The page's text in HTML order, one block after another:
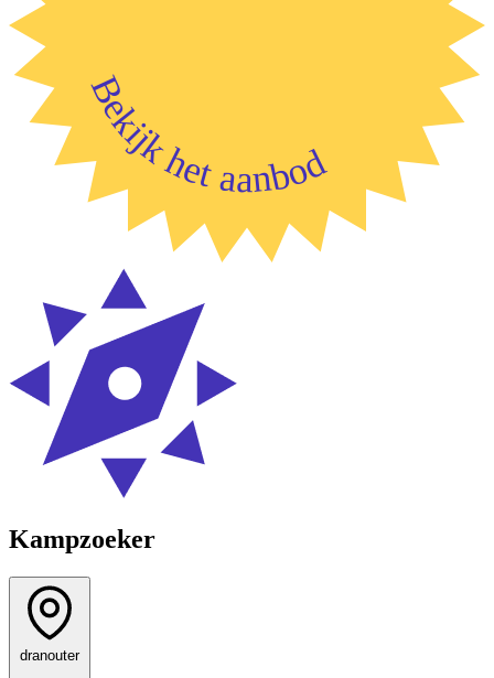
Bekijk het aanbod
Kampzoeker
dranouter